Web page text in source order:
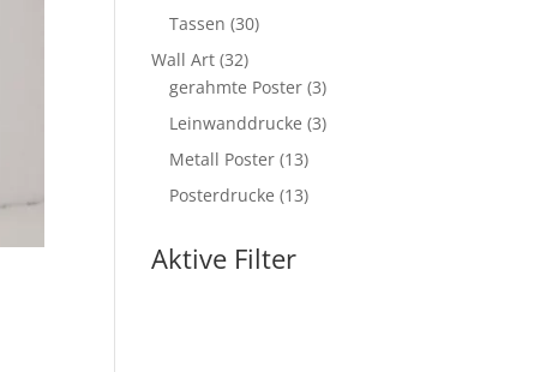
Produkte
Tassen 3030
Wall Art 3232
Produkte
gerahmte Poster 33
Produkte
Leinwanddrucke 33
Metall Poster 1313
Produkte
Posterdrucke 1313
Aktive Filter